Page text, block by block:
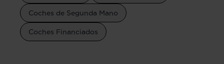
Coches de Segunda Mano
Coches Financiados